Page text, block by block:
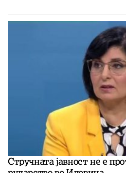
Стручната јавност не е